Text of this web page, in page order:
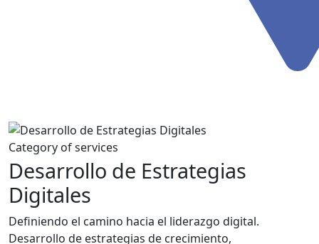
Category of services
Desarrollo de Estrategias
Digitales
Definiendo el camino hacia el liderazgo digital.
Desarrollo de estrategias de crecimiento,